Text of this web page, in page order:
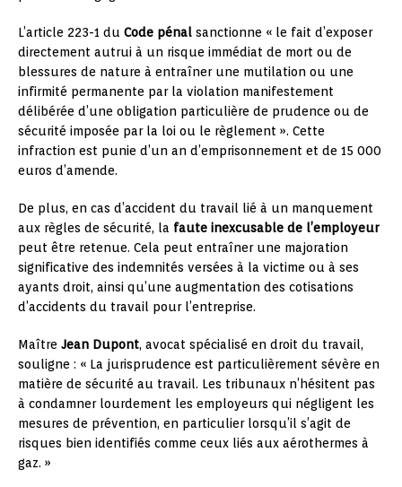
L’article 223-1 du Code pénal sanctionne « le fait d’exposer
directement autrui à un risque immédiat de mort ou de
blessures de nature à entraîner une mutilation ou une
infirmité permanente par la violation manifestement
délibérée d’une obligation particulière de prudence ou de
sécurité imposée par la loi ou le règlement ». Cette
infraction est punie d’un an d’emprisonnement et de 15 000
euros d’amende.
De plus, en cas d’accident du travail lié à un manquement
aux règles de sécurité, la faute inexcusable de l’employeur
peut être retenue. Cela peut entraîner une majoration
significative des indemnités versées à la victime ou à ses
ayants droit, ainsi qu’une augmentation des cotisations
d’accidents du travail pour l’entreprise.
Maître Jean Dupont, avocat spécialisé en droit du travail,
souligne : « La jurisprudence est particulièrement sévère en
matière de sécurité au travail. Les tribunaux n’hésitent pas
à condamner lourdement les employeurs qui négligent les
mesures de prévention, en particulier lorsqu’il s’agit de
risques bien identifiés comme ceux liés aux aérothermes à
gaz. »